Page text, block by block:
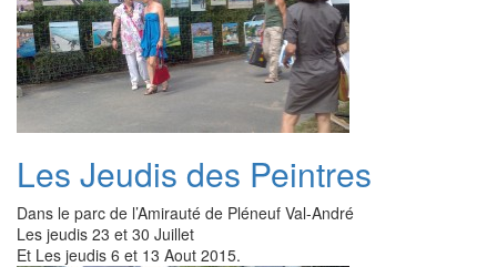
Les Jeudis des Peintres
Dans le parc de l’Amirauté de Pléneuf Val-André
Les jeudis 23 et 30 Juillet
Et Les jeudis 6 et 13 Aout 2015.